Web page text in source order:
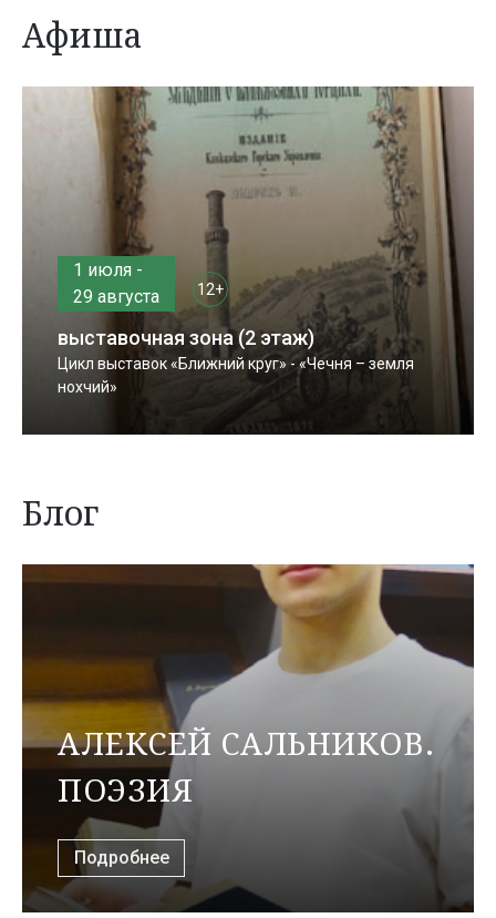
Афиша
1 июля -
29 августа
12+
выставочная зона (2 этаж)
Цикл выставок «Ближний круг» - «Чечня – земля
нохчий»
Блог
АЛЕКСЕЙ САЛЬНИКОВ.
ПОЭЗИЯ
Подробнее